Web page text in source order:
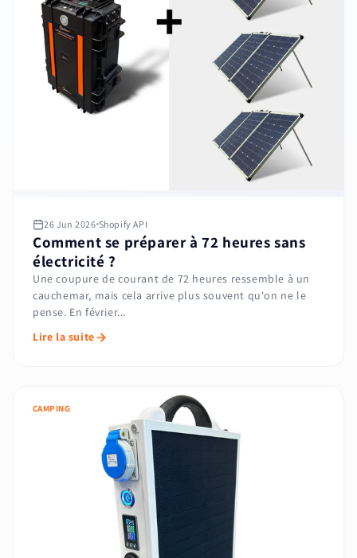
26 Jun 2026 Shopify API
Comment se préparer à 72 heures sans
électricité ?
Une coupure de courant de 72 heures ressemble à un
cauchemar, mais cela arrive plus souvent qu'on ne le
pense. En février...
Lire la suite
CAMPING